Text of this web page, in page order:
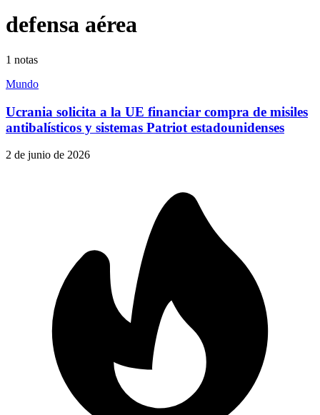
defensa aérea
1 notas
Mundo
Ucrania solicita a la UE financiar compra de misiles
antibalísticos y sistemas Patriot estadounidenses
2 de junio de 2026